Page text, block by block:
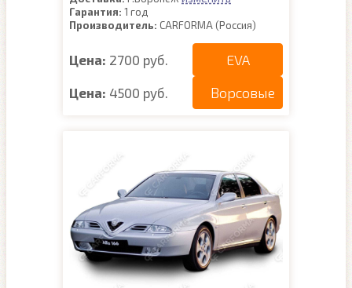
Гарантия: 1 год
Производитель: CARFORMA (Россия)
Цена: 2700 руб. EVA
Цена: 4500 руб. Ворсовые